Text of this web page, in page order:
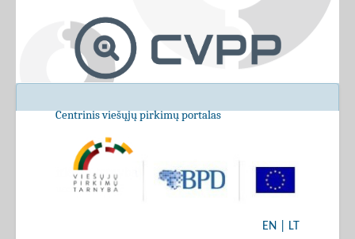
Centrinis viešųjų pirkimų portalas
EN LT